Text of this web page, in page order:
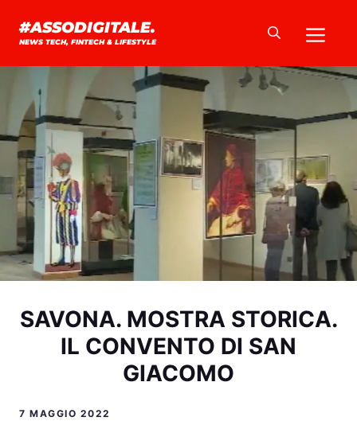
#ASSODIGITALE.
NEWS TECH, FINTECH & LIFESTYLE
SAVONA. MOSTRA STORICA.
IL CONVENTO DI SAN
GIACOMO
7 MAGGIO 2022